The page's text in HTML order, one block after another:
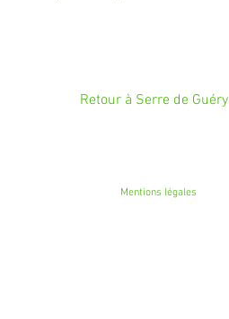
Retour à Serre de Guéry
Mentions légales